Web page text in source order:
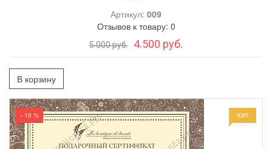
Артикул: 009
Отзывов к товару: 0
5.000 руб. 4.500 руб.
В корзину
ХИТ
- 10 %